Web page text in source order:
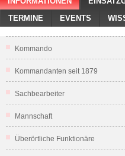
TERMINE
EVENTS
Kommando
Kommandanten seit 1879
Sachbearbeiter
Mannschaft
Überörtliche Funktionäre